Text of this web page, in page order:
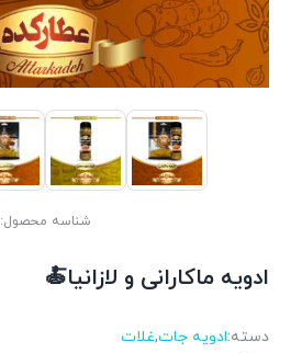
شناسه محصول:
ادویه ماکارانی و لازانیا🍝
دسته:ادويه جات,غلات